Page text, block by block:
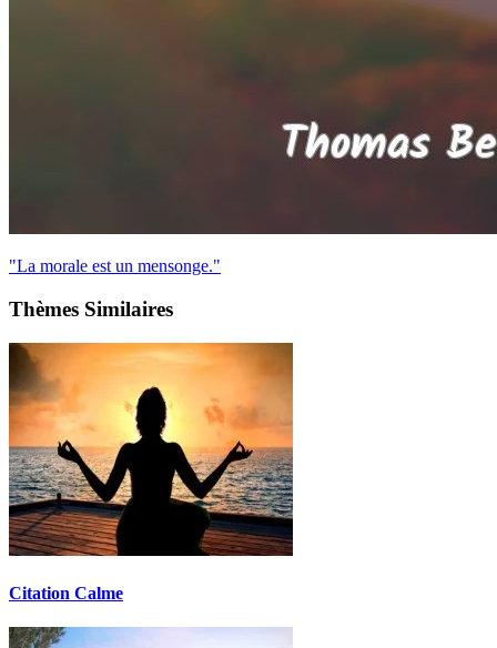
"La morale est un mensonge."
Thèmes Similaires
Citation Calme